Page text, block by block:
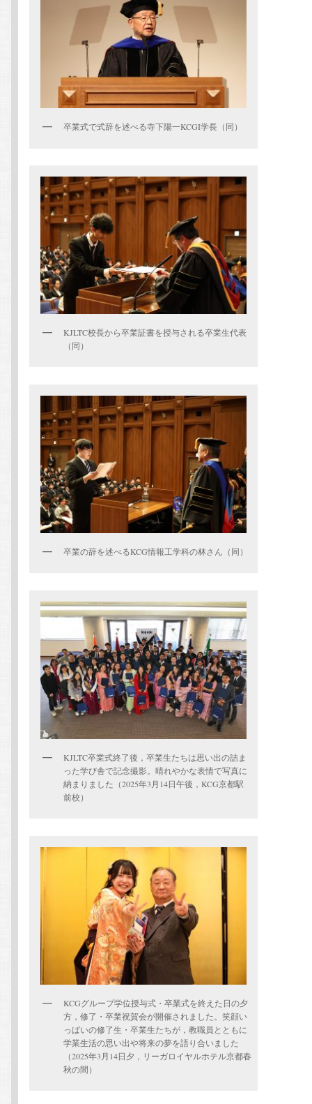
卒業式で式辞を述べる寺下陽一KCGI学長（同）
KJLTC校長から卒業証書を授与される卒業生代表
（同）
卒業の辞を述べるKCG情報工学科の林さん（同）
KJLTC卒業式終了後，卒業生たちは思い出の詰ま
った学び舎で記念撮影。晴れやかな表情で写真に
納まりました（2025年3月14日午後，KCG京都駅
前校）
KCGグループ学位授与式・卒業式を終えた日の夕
方，修了・卒業祝賀会が開催されました。笑顔い
っぱいの修了生・卒業生たちが，教職員とともに
学業生活の思い出や将来の夢を語り合いました
（2025年3月14日夕，リーガロイヤルホテル京都春
秋の間）